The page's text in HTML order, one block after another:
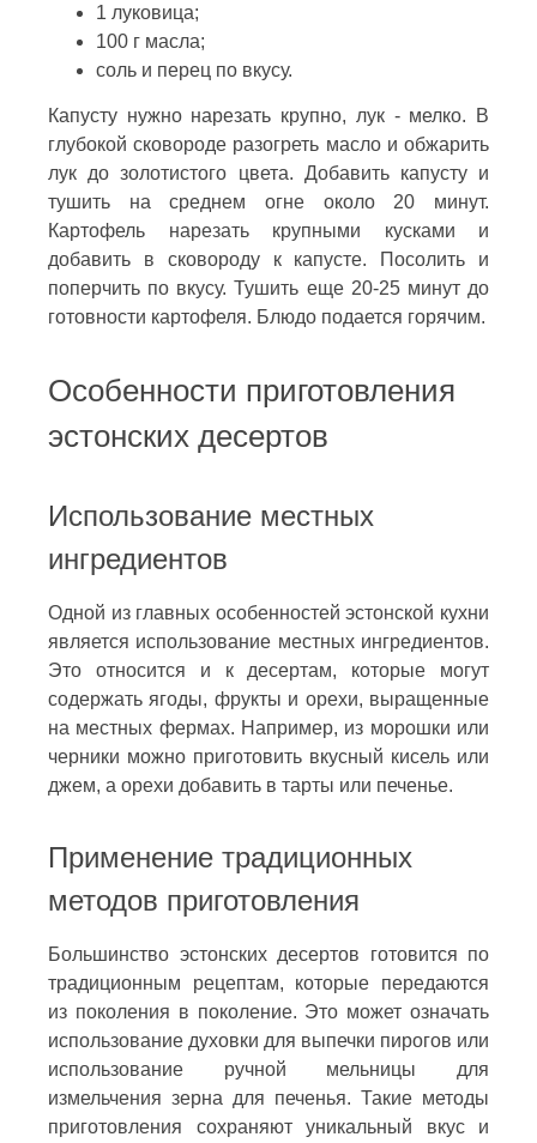
1 луковица;
100 г масла;
соль и перец по вкусу.
Капусту нужно нарезать крупно, лук - мелко. В
глубокой сковороде разогреть масло и обжарить
лук до золотистого цвета. Добавить капусту и
тушить на среднем огне около 20 минут.
Картофель нарезать крупными кусками и
добавить в сковороду к капусте. Посолить и
поперчить по вкусу. Тушить еще 20-25 минут до
готовности картофеля. Блюдо подается горячим.
Особенности приготовления
эстонских десертов
Использование местных
ингредиентов
Одной из главных особенностей эстонской кухни
является использование местных ингредиентов.
Это относится и к десертам, которые могут
содержать ягоды, фрукты и орехи, выращенные
на местных фермах. Например, из морошки или
черники можно приготовить вкусный кисель или
джем, а орехи добавить в тарты или печенье.
Применение традиционных
методов приготовления
Большинство эстонских десертов готовится по
традиционным рецептам, которые передаются
из поколения в поколение. Это может означать
использование духовки для выпечки пирогов или
использование ручной мельницы для
измельчения зерна для печенья. Такие методы
приготовления сохраняют уникальный вкус и